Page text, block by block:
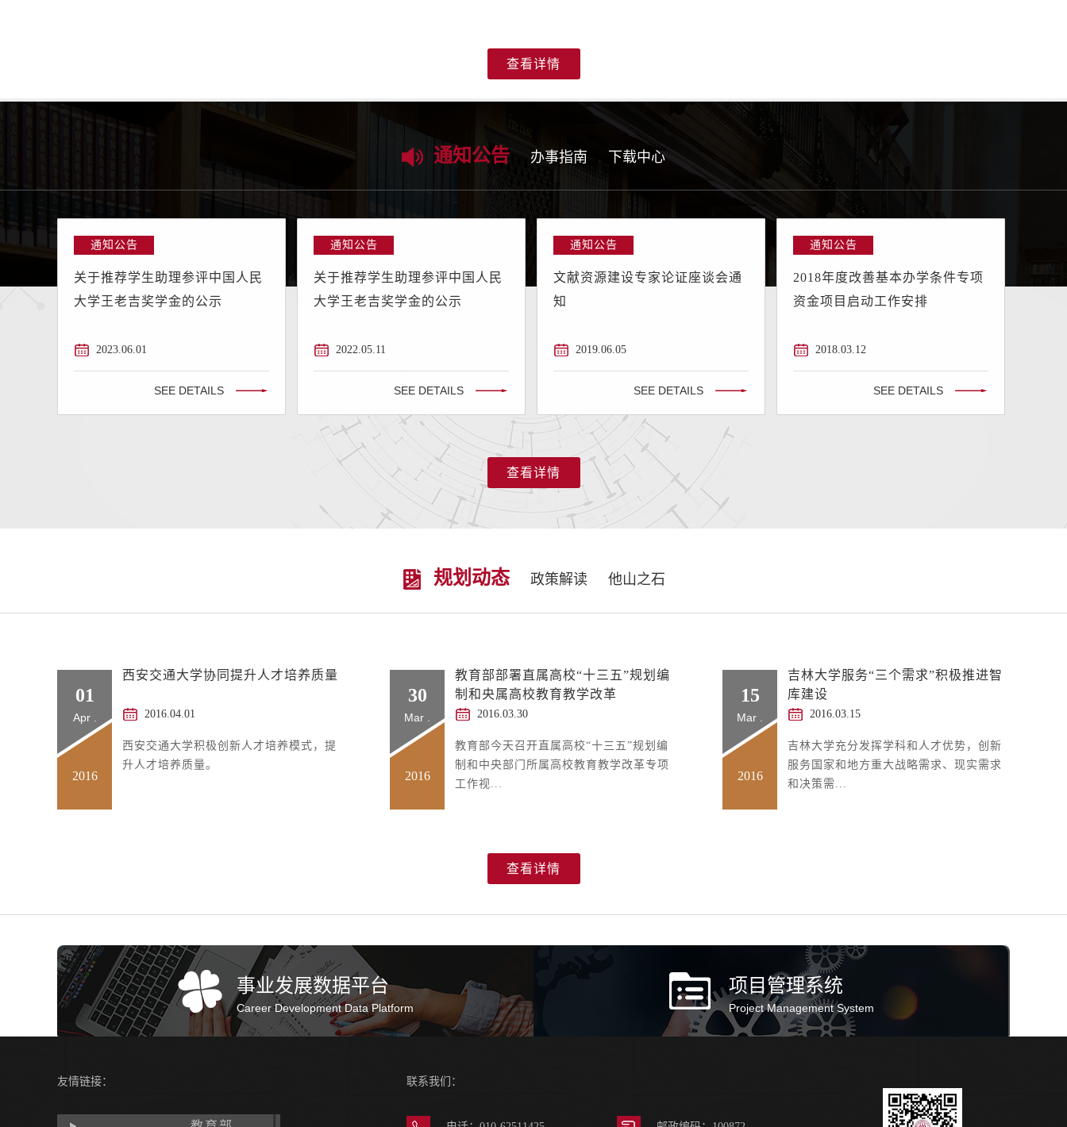
查看详情
通知公告 办事指南 下载中心
通知公告
关于推荐学生助理参评中国人民
大学王老吉奖学金的公示
2023.06.01
SEE DETAILS
通知公告
关于推荐学生助理参评中国人民
大学王老吉奖学金的公示
2022.05.11
SEE DETAILS
通知公告
文献资源建设专家论证座谈会通
知
2019.06.05
SEE DETAILS
通知公告
2018年度改善基本办学条件专项
资金项目启动工作安排
2018.03.12
SEE DETAILS
查看详情
规划动态 政策解读 他山之石
01
Apr .
2016
西安交通大学协同提升人才培养质量
2016.04.01
西安交通大学积极创新人才培养模式，提
升人才培养质量。
30
Mar .
2016
教育部部署直属高校“十三五”规划编
制和央属高校教育教学改革
2016.03.30
教育部今天召开直属高校“十三五”规划编
制和中央部门所属高校教育教学改革专项
工作视...
15
Mar .
2016
吉林大学服务“三个需求”积极推进智
库建设
2016.03.15
吉林大学充分发挥学科和人才优势，创新
服务国家和地方重大战略需求、现实需求
和决策需...
查看详情
事业发展数据平台
Career Development Data Platform
项目管理系统
Project Management System
友情链接： 联系我们：